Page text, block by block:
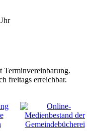
Terminvereinbarung.
freitags erreichbar.